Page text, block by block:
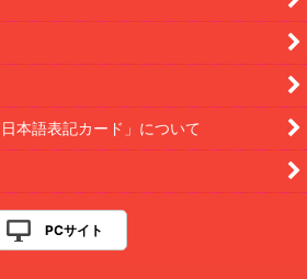
本語表記カード」について
PCサイト